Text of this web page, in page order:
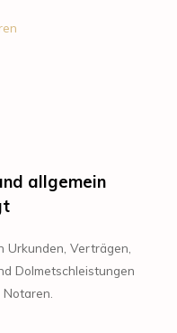
allgemein
Urkunden, Verträgen,
Dolmetschleistungen